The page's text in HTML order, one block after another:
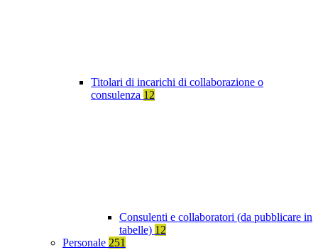
Titolari di incarichi di collaborazione o
consulenza 12
Consulenti e collaboratori (da pubblicare in
tabelle) 12
Personale 251